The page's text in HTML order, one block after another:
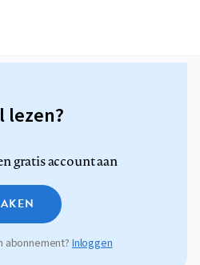
lezen?
gratis account aan
abonnement? Inloggen